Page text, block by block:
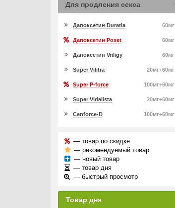
Для продления секса
60мг
Дапоксетин Duratia
60мг
Дапоксетин Poxet
60мг
Дапоксетин Vriligy
20мг+60мг
Super Vilitra
100мг+60мг
Super P-force
20мг+60мг
Super Vidalista
100мг+60мг
Cenforce-D
— товар по скидке
— рекомендуемый товар
— новый товар
— товар дня
— быстрый просмотр
Товар дня